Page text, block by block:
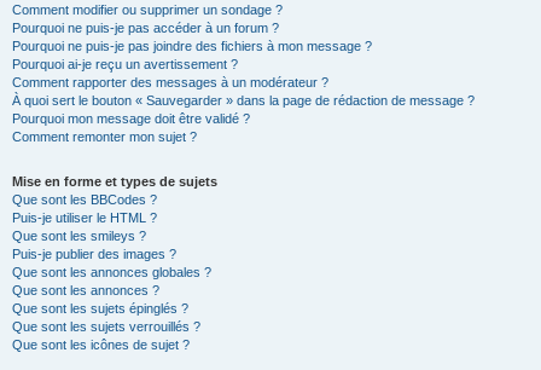
Comment modifier ou supprimer un sondage ?
Pourquoi ne puis-je pas accéder à un forum ?
Pourquoi ne puis-je pas joindre des fichiers à mon message ?
Pourquoi ai-je reçu un avertissement ?
Comment rapporter des messages à un modérateur ?
À quoi sert le bouton « Sauvegarder » dans la page de rédaction de message ?
Pourquoi mon message doit être validé ?
Comment remonter mon sujet ?
Mise en forme et types de sujets
Que sont les BBCodes ?
Puis-je utiliser le HTML ?
Que sont les smileys ?
Puis-je publier des images ?
Que sont les annonces globales ?
Que sont les annonces ?
Que sont les sujets épinglés ?
Que sont les sujets verrouillés ?
Que sont les icônes de sujet ?